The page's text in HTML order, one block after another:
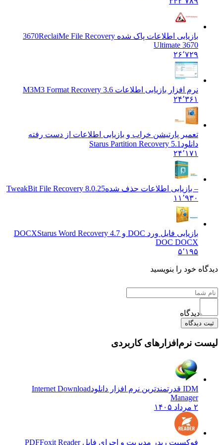
بازیابی اطلاعات پاک شده 3670ReclaiMe File Recovery
Ultimate 3670
۲۶٬۷۲۹
نرم افزار بازیابی اطلاعات M3M3 Format Recovery 3.6
۲۴٬۳۶۱
تعمیر پارتیشن خراب و بازیابی اطلاعات از دست رفته
Starus Partition Recovery 5.1
۲۴٬۱۷۱
– بازیابی اطلاعات حذف شدهTweakBit File Recovery 8.0.25
۱۱٬۹۳۰
بازیابی فایل ورد DOC و DOCX
Starus Word Recovery 4.7
DOC DOCX
خود را بنویسید
نرم‌افزارهای کاربردی
Internet Download
Manager
فوکسیت ریدر مدیریت و اجرای فایل PDFFoxit Reader